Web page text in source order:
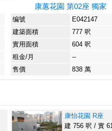
康蕙花園 第02座 獨家
编號
E042147
建築面積
777 呎
實用面積
604 呎
租金/月
--
售價
838 萬
康怡花園 R座
建 756 呎 / 實